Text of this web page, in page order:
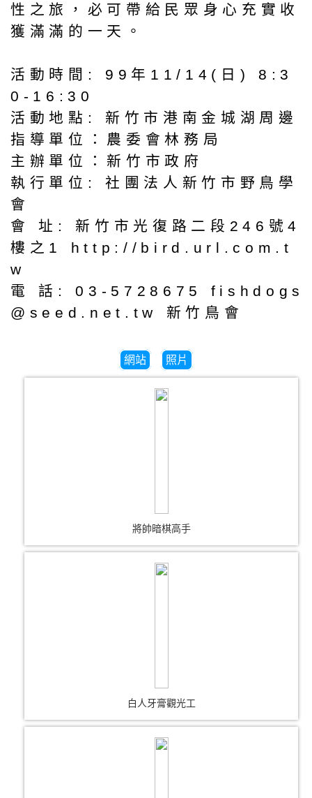
性之旅，必可帶給民眾身心充實收
獲滿滿的一天。
活動時間: 99年11/14(日) 8:3
0-16:30
活動地點: 新竹市港南金城湖周邊
指導單位：農委會林務局
主辦單位：新竹市政府
執行單位: 社團法人新竹市野鳥學
會
會 址: 新竹市光復路二段246號4
樓之1 http://bird.url.com.t
w
電 話: 03-5728675 fishdogs
@seed.net.tw 新竹鳥會
網站 照片
將帥暗棋高手
白人牙膏觀光工